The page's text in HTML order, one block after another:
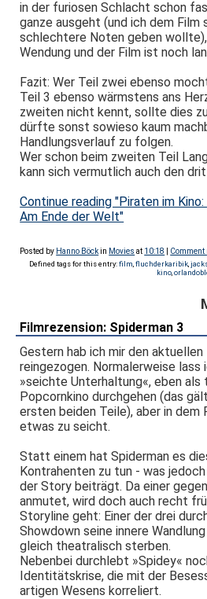
in der furiosen Schlacht schon
ganze ausgeht (und ich dem Film
schlechtere Noten geben
Wendung und der Film ist noch
Fazit: Wer Teil zwei ebenso
Teil 3 ebenso wärmstens ans
zweiten nicht kennt, sollte dies
dürfte sonst sowieso kaum
Handlungsverlauf zu folgen.
Wer schon beim zweiten Teil
kann sich vermutlich auch den
Continue reading "Piraten im
Am Ende der Welt"
Posted by Hanno Böckin Movies at 10:18 Comment
Defined tags for this entry:film fluchderkaribik,
kino,
Filmrezension: Spiderman 3
Gestern hab ich mir den
reingezogen. Normalerweise lass
»seichte Unterhaltung«, eben als
Popcornkino durchgehen (das
ersten beiden Teile), aber in dem
etwas zu seicht.
Statt einem hat Spiderman es
Kontrahenten zu tun - was
der Story beiträgt. Da einer
anmutet, wird doch auch recht
Storyline geht: Einer der drei
Showdown seine innere
gleich theatralisch sterben.
Nebenbei durchlebt »Spidey«
Identitätskrise, die mit der
artigen Wesens korreliert.